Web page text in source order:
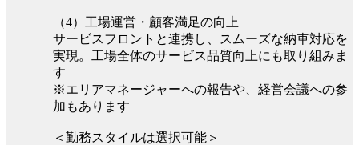
（4）工場運営・顧客満足の向上
サービスフロントと連携し、スムーズな納車対応を
実現。工場全体のサービス品質向上にも取り組みま
す
※エリアマネージャーへの報告や、経営会議への参
加もあります
＜勤務スタイルは選択可能＞